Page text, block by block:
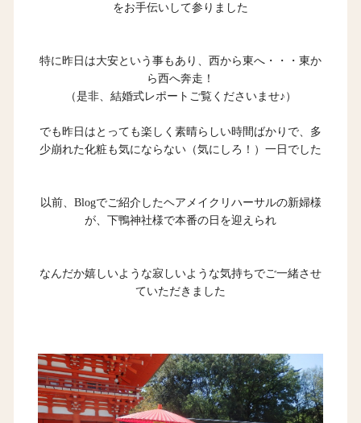
をお手伝いして参りました
特に昨日は大安という事もあり、西から東へ・・・東か
ら西へ奔走！
（是非、 結婚式レポート ご覧くださいませ♪）
でも昨日はとっても楽しく素晴らしい時間ばかりで、多
少崩れた化粧も気にならない（気にしろ！）一日でした
以前、Blogでご紹介したヘアメイクリハーサルの新婦様
が、下鴨神社様で本番の日を迎えられ
なんだか嬉しいような寂しいような気持ちでご一緒させ
ていただきました